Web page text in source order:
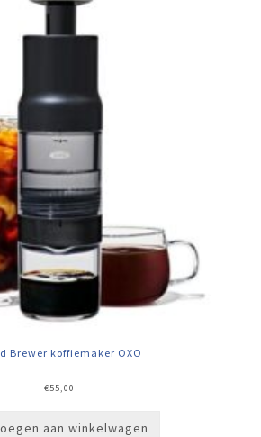
Brewer koffiemaker OXO
€55,00
aan winkelwagen